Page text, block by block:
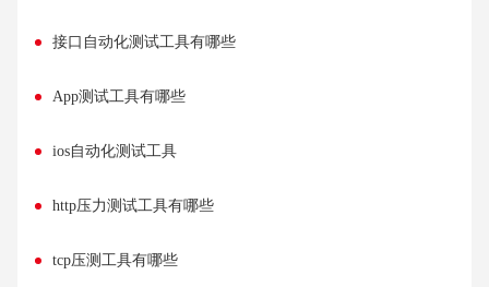
接口自动化测试工具有哪些
App测试工具有哪些
ios自动化测试工具
http压力测试工具有哪些
tcp压测工具有哪些